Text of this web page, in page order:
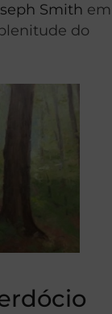
Smith em
do